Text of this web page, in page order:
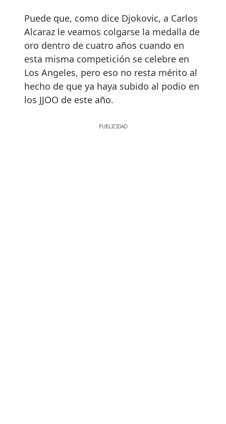
Puede que, como dice Djokovic, a Carlos
Alcaraz le veamos colgarse la medalla de
oro dentro de cuatro años cuando en
esta misma competición se celebre en
Los Angeles, pero eso no resta mérito al
hecho de que ya haya subido al podio en
los JJOO de este año.